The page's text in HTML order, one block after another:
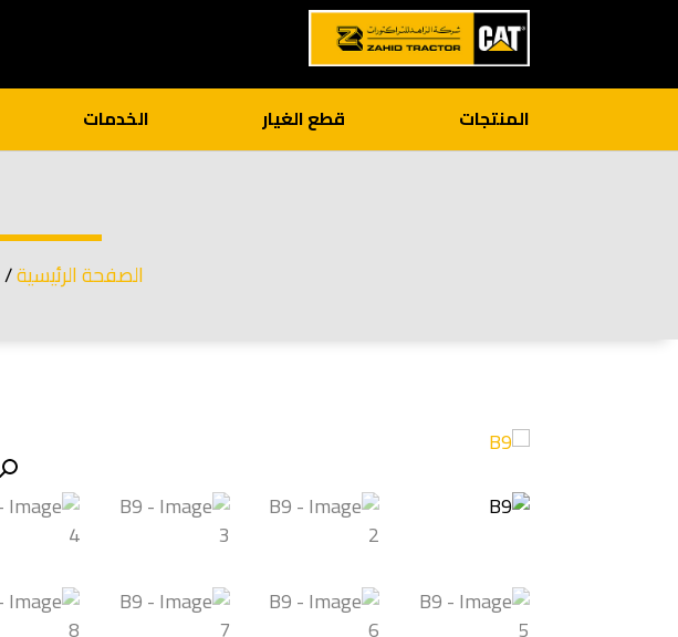
المنتجات قطع الغيار الخدمات
الصفحة الرئيسية/